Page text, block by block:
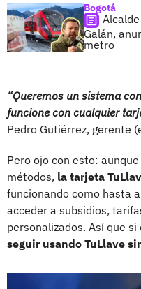
Bogotá
Galán,
metro
“Queremos un sistema
funcione con cualquier
Pedro Gutiérrez, gerente
Pero ojo con esto:
métodos, la tarjeta
funcionando como hasta
acceder a subsidios,
personalizados. Así que
seguir usando TuLlave